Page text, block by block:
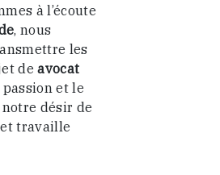
à l’écoute
, nous
les
deavocat
et le
désir de
travaille